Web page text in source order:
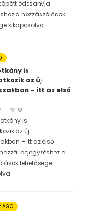
édesanyja
a hozzászólások
kikapcsolva
is
az új
– itt az első
0
is
az új
– itt az első
bejegyzéshez a
lehetősége
AGO